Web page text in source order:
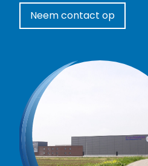
Neem contact op